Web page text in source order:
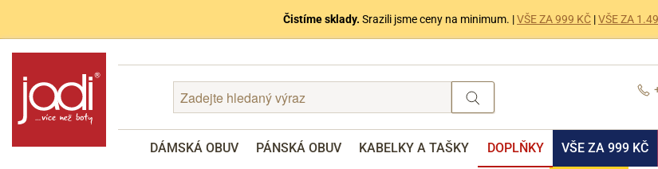
Čistíme sklady. Srazili jsme ceny na minimum. |VŠE ZA 999 KČ |VŠE ZA
DÁMSKÁ OBUV PÁNSKÁ OBUV KABELKY A TAŠKY DOPLŇKY VŠE ZA 999 KČ